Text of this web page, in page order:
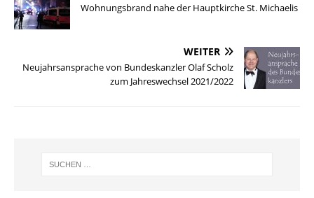
Wohnungsbrand nahe der Hauptkirche St. Michaelis
WEITER
Neujahrsansprache von Bundeskanzler Olaf Scholz
zum Jahreswechsel 2021/2022